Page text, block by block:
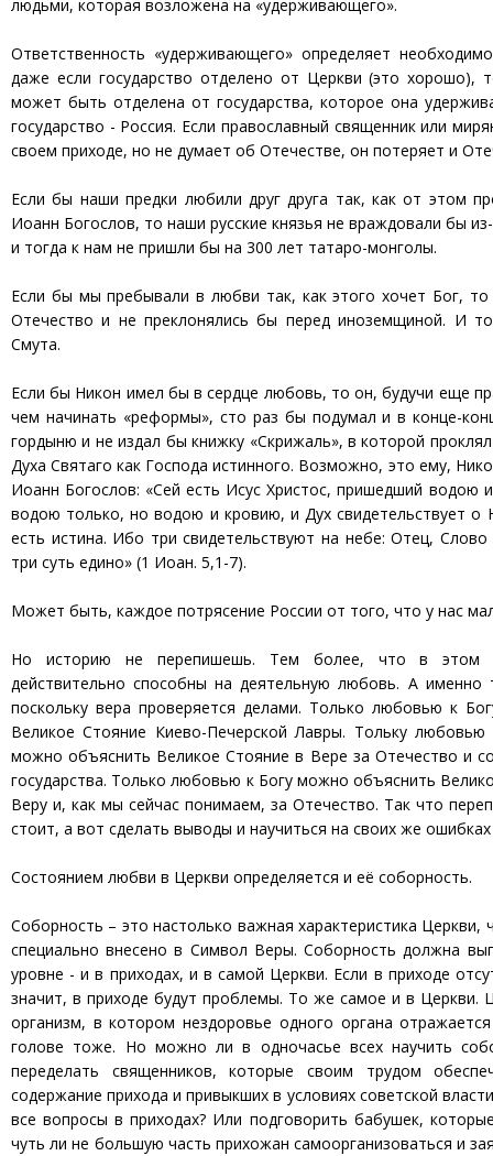
людьми, которая возложена на «удерживающего».
Ответственность «удерживающего» определяет
даже если государство отделено от Церкви (это хорошо),
может быть отделена от государства, которое она
государство - Россия. Если православный священник или
своем приходе, но не думает об Отечестве, он потеряет и
Если бы наши предки любили друг друга так, как от этом
Иоанн Богослов, то наши русские князья не враждовали бы
и тогда к нам не пришли бы на 300 лет татаро-монголы.
Если бы мы пребывали в любви так, как этого хочет Бог,
Отечество и не преклонялись бы перед иноземщиной. И
Смута.
Если бы Никон имел бы в сердце любовь, то он, будучи еще
чем начинать «реформы», сто раз бы подумал и в конце-
гордыню и не издал бы книжку «Скрижаль», в которой
Духа Святаго как Господа истинного. Возможно, это ему,
Иоанн Богослов: «Сей есть Исус Христос, пришедший водою
водою только, но водою и кровию, и Дух свидетельствует о
есть истина. Ибо три свидетельствуют на небе: Отец,
три суть едино» (1 Иоан. 5,1-7).
Может быть, каждое потрясение России от того, что у нас
Но историю не перепишешь. Тем более, что в
действительно способны на деятельную любовь. А именно
поскольку вера проверяется делами. Только любовью к
Великое Стояние Киево-Печерской Лавры. Тольку
можно объяснить Великое Стояние в Вере за Отечество и
государства. Только любовью к Богу можно объяснить
Веру и, как мы сейчас понимаем, за Отечество. Так что
стоит, а вот сделать выводы и научиться на своих же
Состоянием любви в Церкви определяется и её соборность.
Соборность – это настолько важная характеристика
специально внесено в Символ Веры. Соборность должна
уровне - и в приходах, и в самой Церкви. Если в приходе
значит, в приходе будут проблемы. То же самое и в Церкви.
организм, в котором нездоровье одного органа
голове тоже. Но можно ли в одночасье всех научить
переделать священников, которые своим трудом
содержание прихода и привыкших в условиях советской
все вопросы в приходах? Или подговорить бабушек,
чуть ли не большую часть прихожан самоорганизоваться и